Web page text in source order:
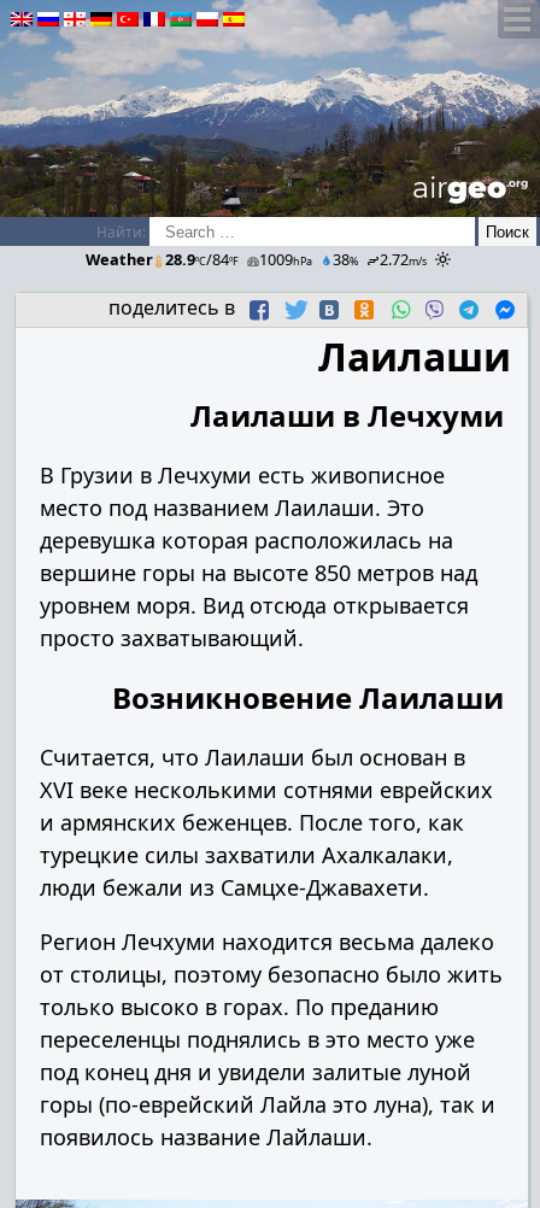
airGEO.oRg
Найти:
Weather 28.9ºC/84ºF 1009hPa 38% 2.72m/s
поделитесь в
Лаилаши
Лаилаши в Лечхуми
В Грузии в Лечхуми есть живописное
место под названием Лаилаши. Это
деревушка которая расположилась на
вершине горы на высоте 850 метров над
уровнем моря. Вид отсюда открывается
просто захватывающий.
Возникновение Лаилаши
Считается, что Лаилаши был основан в
XVI веке несколькими сотнями еврейских
и армянских беженцев. После того, как
турецкие силы захватили Ахалкалаки,
люди бежали из Самцхе-Джавахети.
Регион Лечхуми находится весьма далеко
от столицы, поэтому безопасно было жить
только высоко в горах. По преданию
переселенцы поднялись в это место уже
под конец дня и увидели залитые луной
горы (по-еврейский Лайла это луна), так и
появилось название Лайлаши.